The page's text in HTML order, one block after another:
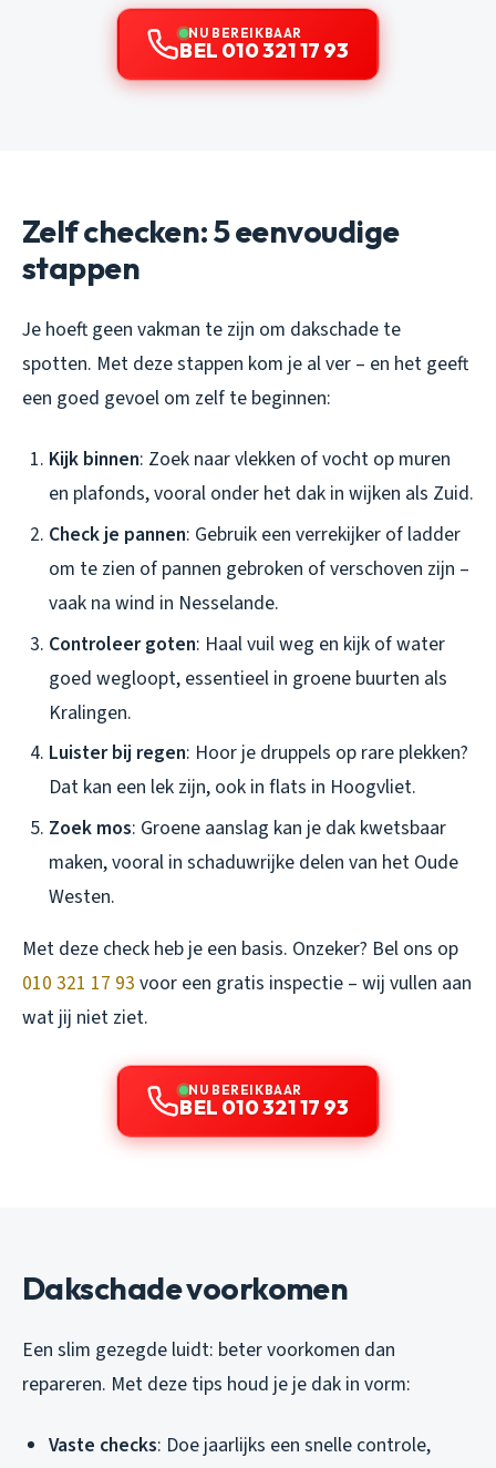
NU BEREIKBAAR
BEL 010 321 17 93
Zelf checken: 5 eenvoudige
stappen
Je hoeft geen vakman te zijn om dakschade te
spotten. Met deze stappen kom je al ver – en het geeft
een goed gevoel om zelf te beginnen:
Kijk binnen: Zoek naar vlekken of vocht op muren
en plafonds, vooral onder het dak in wijken als Zuid.
Check je pannen: Gebruik een verrekijker of ladder
om te zien of pannen gebroken of verschoven zijn –
vaak na wind in Nesselande.
Controleer goten: Haal vuil weg en kijk of water
goed wegloopt, essentieel in groene buurten als
Kralingen.
Luister bij regen: Hoor je druppels op rare plekken?
Dat kan een lek zijn, ook in flats in Hoogvliet.
Zoek mos: Groene aanslag kan je dak kwetsbaar
maken, vooral in schaduwrijke delen van het Oude
Westen.
Met deze check heb je een basis. Onzeker? Bel ons op
010 321 17 93 voor een gratis inspectie – wij vullen aan
wat jij niet ziet.
NU BEREIKBAAR
BEL 010 321 17 93
Dakschade voorkomen
Een slim gezegde luidt: beter voorkomen dan
repareren. Met deze tips houd je je dak in vorm:
Vaste checks: Doe jaarlijks een snelle controle,